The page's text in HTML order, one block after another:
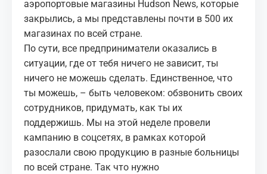
аэропортовые магазины Hudson News, которые
закрылись, а мы представлены почти в 500 их
магазинах по всей стране.
По сути, все предприниматели оказались в
ситуации, где от тебя ничего не зависит, ты
ничего не можешь сделать. Единственное, что
ты можешь, – быть человеком: обзвонить своих
сотрудников, придумать, как ты их
поддержишь. Мы на этой неделе провели
кампанию в соцсетях, в рамках которой
разослали свою продукцию в разные больницы
по всей стране. Так что нужно